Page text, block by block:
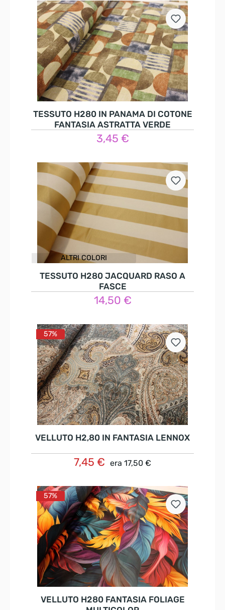
TESSUTO H280 IN PANAMA DI COTONE
FANTASIA ASTRATTA VERDE
3,45 €
Nel carrello
ALTRI COLORI
TESSUTO H280 JACQUARD RASO A
FASCE
14,50 €
Dettagli
57%
VELLUTO H2,80 IN FANTASIA LENNOX
7,45 € era 17,50 €
Nel carrello
57%
VELLUTO H280 FANTASIA FOLIAGE